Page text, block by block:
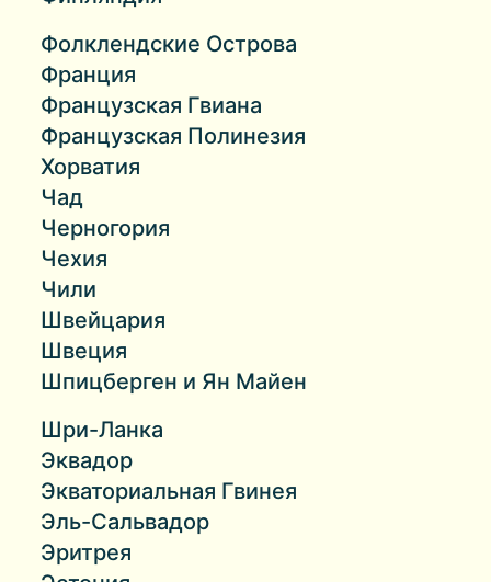
Фолклендские Острова
Франция
Французская Гвиана
Французская Полинезия
Хорватия
Чад
Черногория
Чехия
Чили
Швейцария
Швеция
Шпицберген и Ян Майен
Шри-Ланка
Эквадор
Экваториальная Гвинея
Эль-Сальвадор
Эритрея